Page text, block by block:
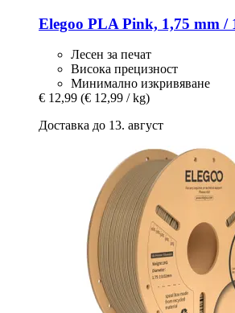
Elegoo PLA Pink, 1,75 mm /
Лесен за печат
Висока прецизност
Минимално изкривяване
€ 12,99 (€ 12,99 / kg)
Доставка до 13. август